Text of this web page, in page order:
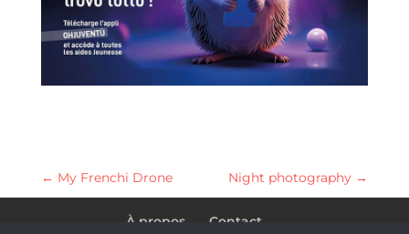
← My Frenchi Drone Night photography →
À propos Contact